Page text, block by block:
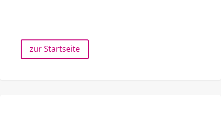
zur Startseite